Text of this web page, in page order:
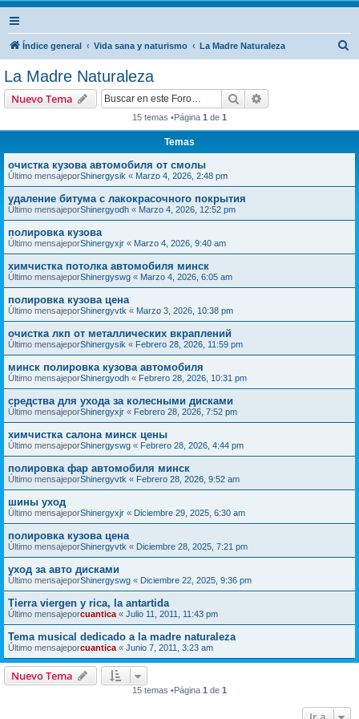
Índice general Vida sana y naturismo La Madre Naturaleza
La Madre Naturaleza
Nuevo Tema Buscar
15 temas •Página 1 de 1
Temas
очистка кузова автомобиля от смолы
Último mensajeporShinergysik « Marzo 4, 2026, 2:48 pm
удаление битума с лакокрасочного покрытия
Último mensajeporShinergyodh « Marzo 4, 2026, 12:52 pm
полировка кузова
Último mensajeporShinergyxjr « Marzo 4, 2026, 9:40 am
химчистка потолка автомобиля минск
Último mensajeporShinergyswg « Marzo 4, 2026, 6:05 am
полировка кузова цена
Último mensajeporShinergyvtk « Marzo 3, 2026, 10:38 pm
очистка лкп от металлических вкраплений
Último mensajeporShinergysik « Febrero 28, 2026, 11:59 pm
минск полировка кузова автомобиля
Último mensajeporShinergyodh « Febrero 28, 2026, 10:31 pm
средства для ухода за колесными дисками
Último mensajeporShinergyxjr « Febrero 28, 2026, 7:52 pm
химчистка салона минск цены
Último mensajeporShinergyswg « Febrero 28, 2026, 4:44 pm
полировка фар автомобиля минск
Último mensajeporShinergyvtk « Febrero 28, 2026, 9:52 am
шины уход
Último mensajeporShinergyxjr « Diciembre 29, 2025, 6:30 am
полировка кузова цена
Último mensajeporShinergyvtk « Diciembre 28, 2025, 7:21 pm
уход за авто дисками
Último mensajeporShinergyswg « Diciembre 22, 2025, 9:36 pm
Tierra viergen y rica, la antartida
Último mensajeporcuantica « Julio 11, 2011, 11:43 pm
Tema musical dedicado a la madre naturaleza
Último mensajeporcuantica « Junio 7, 2011, 3:23 am
Nuevo Tema
15 temas •Página 1 de 1